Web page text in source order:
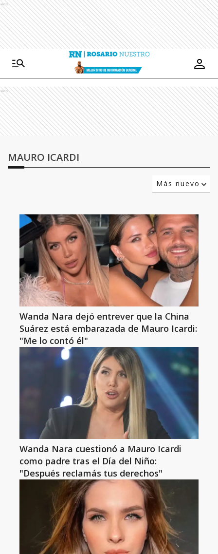
Ads
Ads
MAURO ICARDI
Más nuevo
Wanda Nara dejó entrever que la China
Suárez está embarazada de Mauro Icardi:
"Me lo contó él"
Wanda Nara cuestionó a Mauro Icardi
como padre tras el Día del Niño:
"Después reclamás tus derechos"